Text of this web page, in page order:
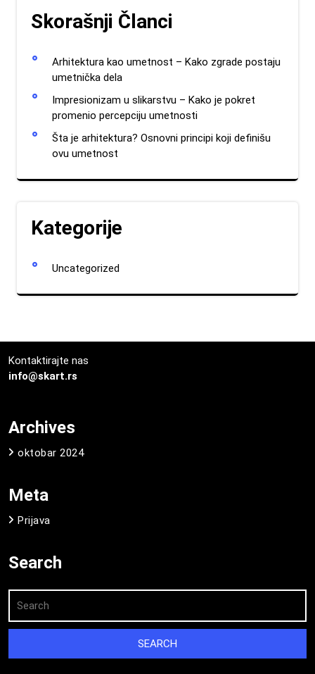
Skorašnji Članci
Arhitektura kao umetnost – Kako zgrade postaju
umetnička dela
Impresionizam u slikarstvu – Kako je pokret
promenio percepciju umetnosti
Šta je arhitektura? Osnovni principi koji definišu
ovu umetnost
Kategorije
Uncategorized
Kontaktirajte nas
info@skart.rs
Archives
oktobar 2024
Meta
Prijava
Search